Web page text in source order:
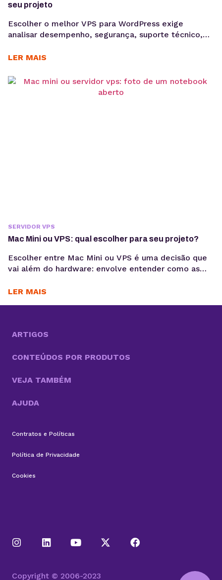
seu projeto
Escolher o melhor VPS para WordPress exige
analisar desempenho, segurança, suporte técnico,
custos para manter projetos profissionais estáveis,
projeto WordPress cresce, a hospedagem
compartilhada pode deixar de acompanhar a
LER MAIS
SERVIDOR VPS
Mac Mini ou VPS: qual escolher para seu projeto?
Escolher entre Mac Mini ou VPS é uma decisão que
vai além do hardware: envolve entender como as
ao longo do tempo. Quando for desenvolver o seu
LER MAIS
ARTIGOS
CONTEÚDOS POR PRODUTOS
VEJA TAMBÉM
AJUDA
Contratos e Políticas
Política de Privacidade
Cookies
Copyright © 2006-2023